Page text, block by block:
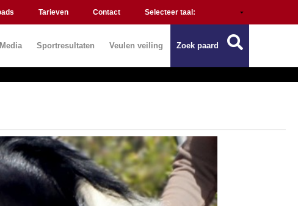
Tarieven Contact Selecteer taal:
Media Sportresultaten Veulen veiling Zoek paard